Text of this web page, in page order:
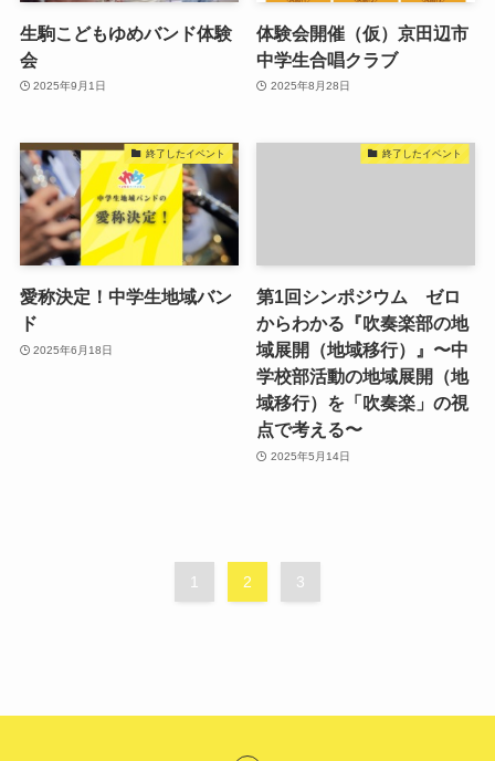
生駒こどもゆめバンド体験
会
2025年9月1日
体験会開催（仮）京田辺市
中学生合唱クラブ
2025年8月28日
終了したイベント
愛称決定！中学生地域バン
ド
2025年6月18日
終了したイベント
第1回シンポジウム ゼロ
からわかる『吹奏楽部の地
域展開（地域移行）』〜中
学校部活動の地域展開（地
域移行）を「吹奏楽」の視
点で考える〜
2025年5月14日
1 2 3